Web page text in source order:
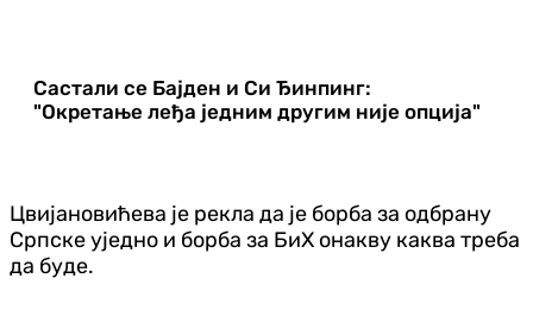
Састали се Бајден и Си Ђинпинг:
"Окретање леђа једним другим није опција"
Цвијановићева је рекла да је борба за одбрану
Српске уједно и борба за БиХ онакву каква треба
да буде.